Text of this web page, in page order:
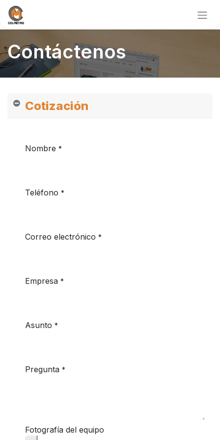
Contáctenos
Cotización
Nombre *
Teléfono *
Correo electrónico *
Empresa *
Asunto *
Pregunta *
Fotografía del equipo